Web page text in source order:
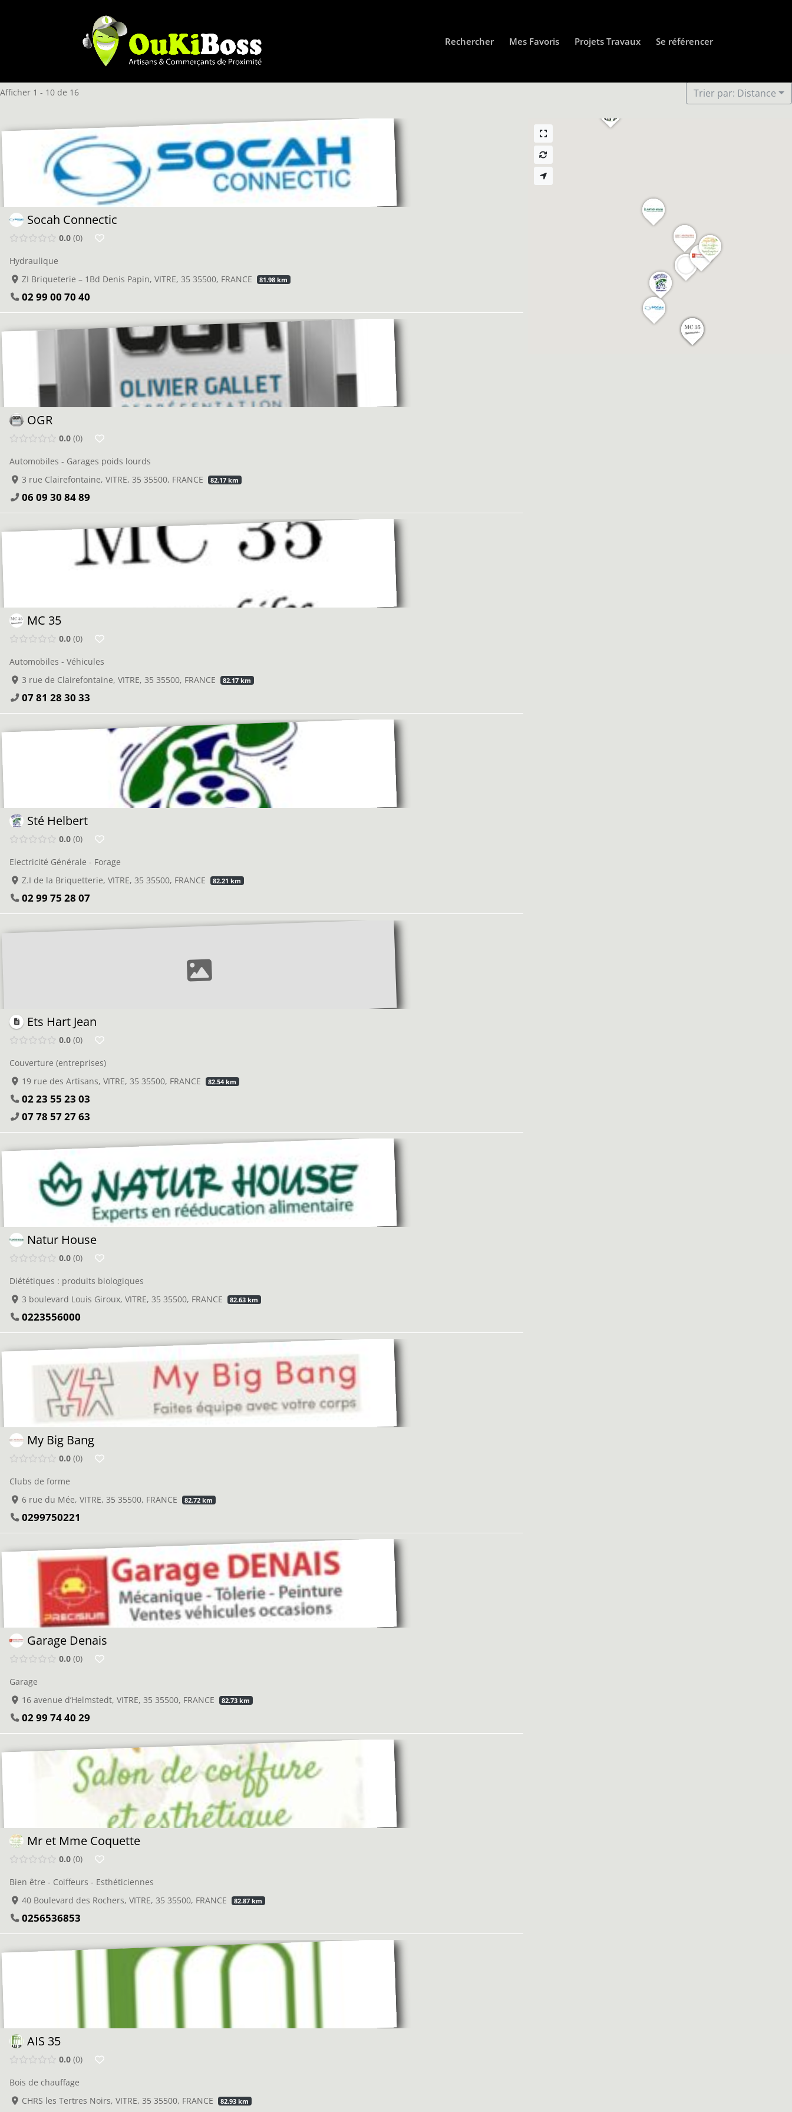
Rechercher Mes Favoris Projets Travaux Se référencer
Afficher 1 - 10 de 16 Trier par: Distance
Socah Connectic
0.0 0
Hydraulique
ZI Briqueterie – 1Bd Denis Papin, VITRE, 35 35500, FRANCE
81.98 km
02 99 00 70 40
OGR
0.0 0
Automobiles - Garages poids lourds
3 rue Clairefontaine, VITRE, 35 35500, FRANCE
82.17 km
06 09 30 84 89
MC 35
0.0 0
Automobiles - Véhicules
3 rue de Clairefontaine, VITRE, 35 35500, FRANCE
82.17 km
07 81 28 30 33
Sté Helbert
0.0 0
Electricité Générale - Forage
Z.I de la Briquetterie, VITRE, 35 35500, FRANCE
82.21 km
02 99 75 28 07
Ets Hart Jean
0.0 0
Couverture (entreprises)
19 rue des Artisans, VITRE, 35 35500, FRANCE
82.54 km
02 23 55 23 03
07 78 57 27 63
Natur House
0.0 0
Diététiques : produits biologiques
3 boulevard Louis Giroux, VITRE, 35 35500, FRANCE
82.63 km
0223556000
My Big Bang
0.0 0
Clubs de forme
6 rue du Mée, VITRE, 35 35500, FRANCE
82.72 km
0299750221
Garage Denais
0.0 0
Garage
16 avenue d’Helmstedt, VITRE, 35 35500, FRANCE
82.73 km
02 99 74 40 29
Mr et Mme Coquette
0.0 0
Bien être - Coiffeurs - Esthéticiennes
40 Boulevard des Rochers, VITRE, 35 35500, FRANCE
82.87 km
0256536853
AIS 35
0.0 0
Bois de chauffage
CHRS les Tertres Noirs, VITRE, 35 35500, FRANCE
82.93 km